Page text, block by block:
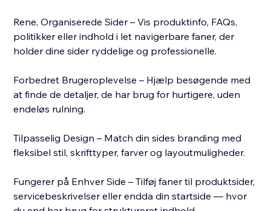
Rene, Organiserede Sider – Vis produktinfo, FAQs,
politikker eller indhold i let navigerbare faner, der
holder dine sider ryddelige og professionelle.
Forbedret Brugeroplevelse – Hjælp besøgende med
at finde de detaljer, de har brug for hurtigere, uden
endeløs rulning.
Tilpasselig Design – Match din sides branding med
fleksibel stil, skrifttyper, farver og layoutmuligheder.
Fungerer på Enhver Side – Tilføj faner til produktsider,
servicebeskrivelser eller endda din startside — hvor